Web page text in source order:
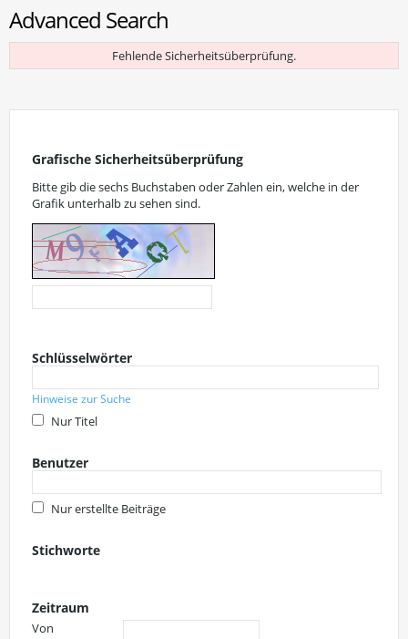
Advanced Search
Fehlende Sicherheitsüberprüfung.
Grafische Sicherheitsüberprüfung
Bitte gib die sechs Buchstaben oder Zahlen ein, welche in der
Grafik unterhalb zu sehen sind.
Schlüsselwörter
Hinweise zur Suche
Nur Titel
Benutzer
Nur erstellte Beiträge
Stichworte
Zeitraum
Von